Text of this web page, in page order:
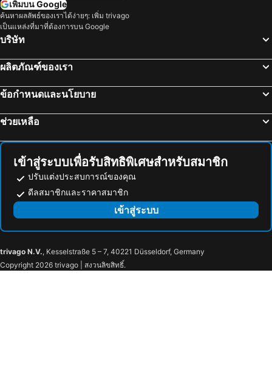
เพิ่มบน Google
ค้นหาผลลัพธ์ของเราได้ง่ายๆ: เพิ่ม trivago
เป็นแหล่งที่มาที่ต้องการบน Google
บริษัท
ผลิตภัณฑ์ของเรา
ข้อกำหนดและนโยบาย
ช่วยเหลือ
เข้าสู่ระบบเพื่อรับสิทธิพิเศษสำหรับสมาชิก
ปรับแต่งประสบการณ์ของคุณ
ดีลสมาชิกและราคาสมาชิก
เข้าสู่ระบบ
trivago N.V., Kesselstraße 5 – 7, 40221 Düsseldorf, Germany
Copyright 2026 trivago | สงวนลิขสิทธิ์.